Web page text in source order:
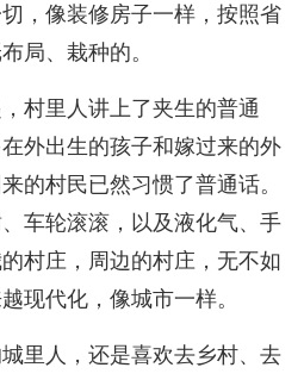
，像装修房子一样，按照省
局、栽种的。
村里人讲上了夹生的普通
外出生的孩子和嫁过来的外
的村民已然习惯了普通话。
车轮滚滚，以及液化气、手
村庄，周边的村庄，无不如
现代化，像城市一样。
里人，还是喜欢去乡村、去